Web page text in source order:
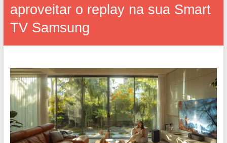
aproveitar o replay na sua Smart
TV Samsung